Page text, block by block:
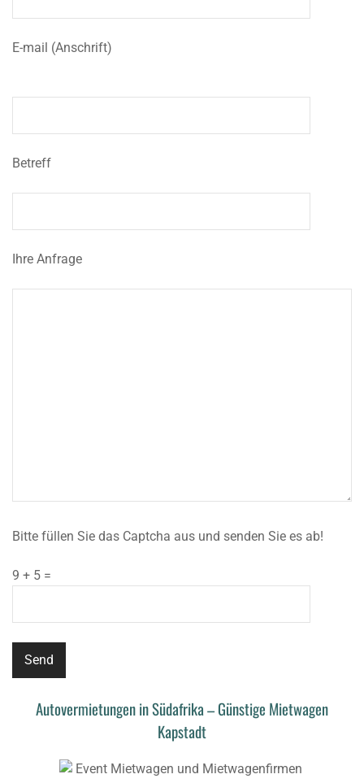
E-mail (Anschrift)
Betreff
Ihre Anfrage
Bitte füllen Sie das Captcha aus und senden Sie es ab!
9 + 5 =
Autovermietungen in Südafrika – Günstige Mietwagen
Kapstadt